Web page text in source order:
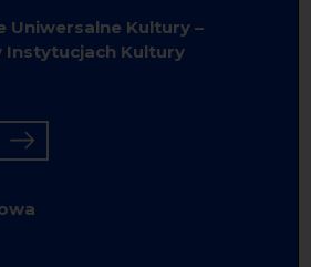
Uniwersalne Kultury –
Instytucjach Kultury